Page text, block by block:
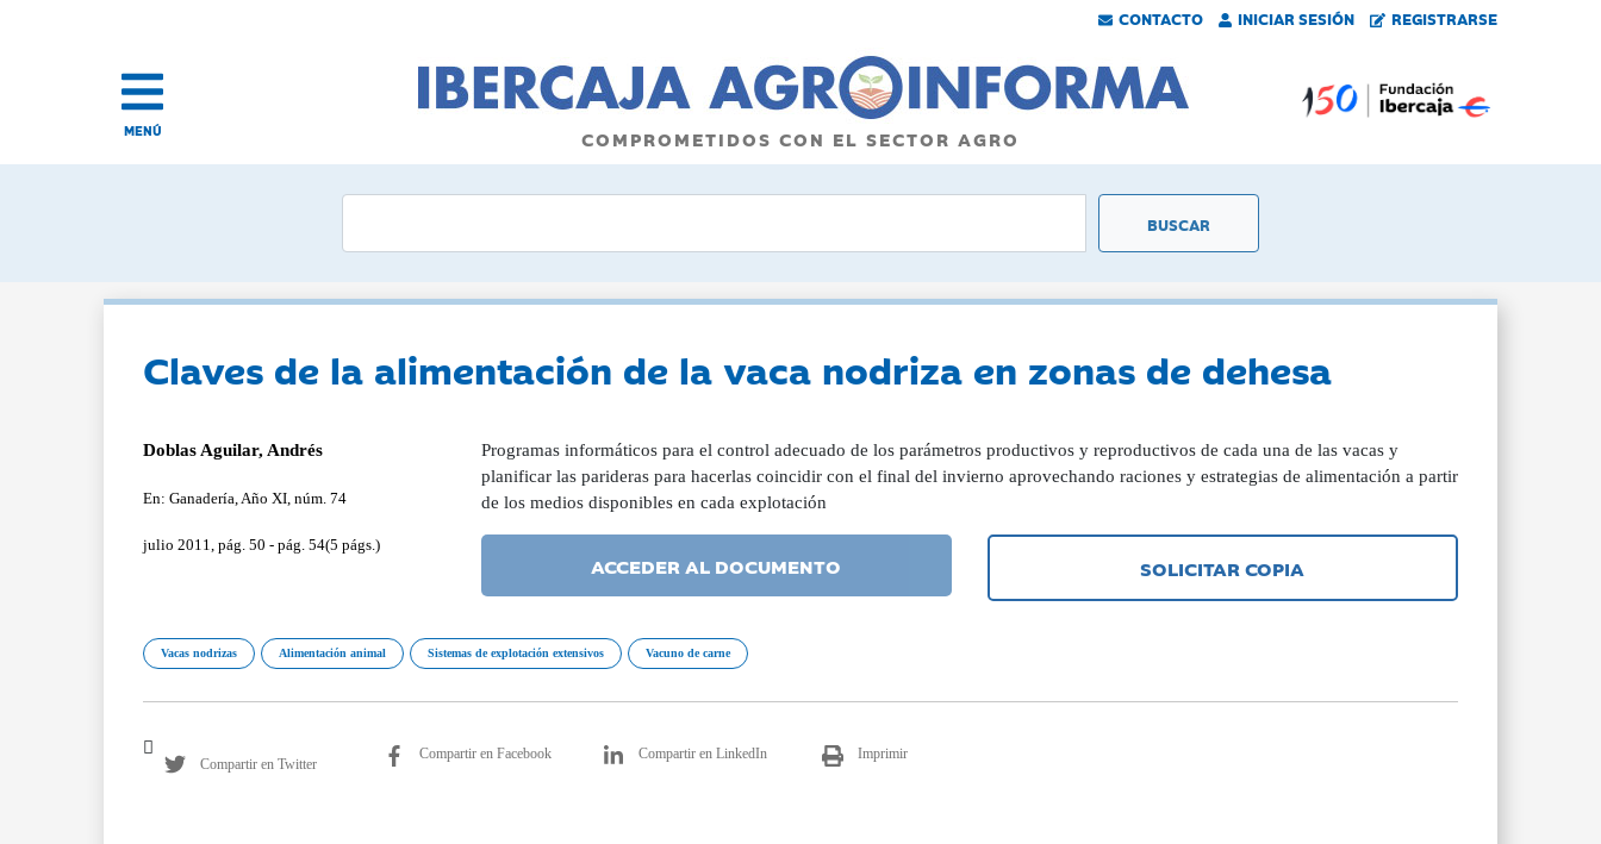
CONTACTO INICIAR SESIÓN REGISTRARSE
MENÚ COMPROMETIDOS CON EL SECTOR AGRO
Claves de la alimentación de la vaca nodriza en zonas de dehesa
Doblas Aguilar, Andrés
En: Ganadería, Año XI, núm. 74
julio 2011, pág. 50 - pág. 54(5 págs.)
Programas informáticos para el control adecuado de los parámetros productivos y reproductivos de cada una de las vacas y
planificar las parideras para hacerlas coincidir con el final del invierno aprovechando raciones y estrategias de alimentación a partir
de los medios disponibles en cada explotación
ACCEDER AL DOCUMENTO SOLICITAR COPIA
Vacas nodrizas Alimentación animal Sistemas de explotación extensivos Vacuno de carne
Compartir en Twitter
Compartir en Facebook Compartir en LinkedIn Imprimir